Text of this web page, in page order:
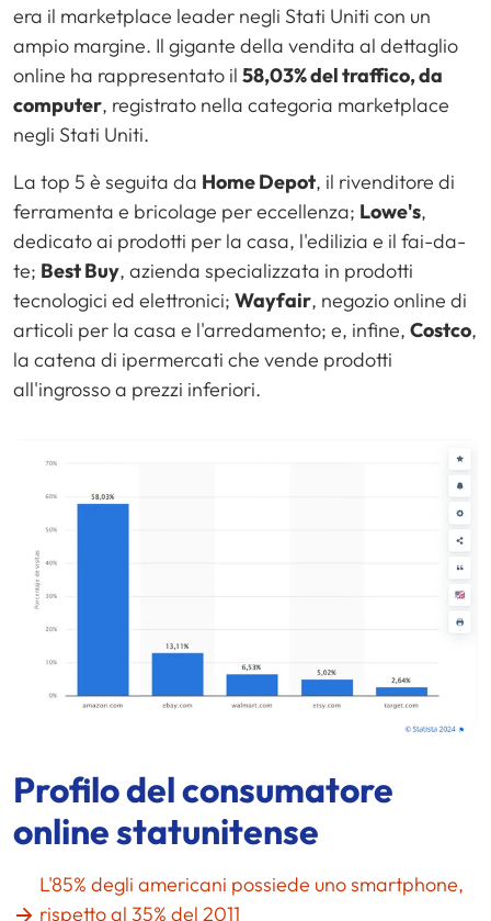
era il marketplace leader negli Stati Uniti con un
ampio margine. Il gigante della vendita al dettaglio
online ha rappresentato il 58,03% del traffico, da
computer, registrato nella categoria marketplace
negli Stati Uniti.
La top 5 è seguita da Home Depot, il rivenditore di
ferramenta e bricolage per eccellenza; Lowe's,
dedicato ai prodotti per la casa, l'edilizia e il fai-da-
te; Best Buy, azienda specializzata in prodotti
tecnologici ed elettronici; Wayfair, negozio online di
articoli per la casa e l'arredamento; e, infine, Costco,
la catena di ipermercati che vende prodotti
all'ingrosso a prezzi inferiori.
Profilo del consumatore
online statunitense
L'85% degli americani possiede uno smartphone,
rispetto al 35% del 2011